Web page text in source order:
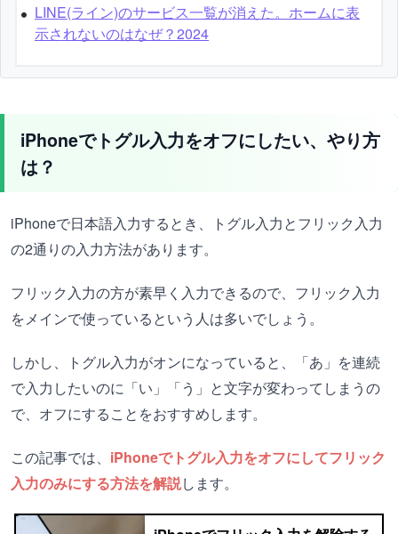
LINE(ライン)のサービス一覧が消えた。ホームに表
示されないのはなぜ？2024
iPhoneでトグル入力をオフにしたい、やり方
は？
iPhoneで日本語入力するとき、トグル入力とフリック入力
の2通りの入力方法があります。
フリック入力の方が素早く入力できるので、フリック入力
をメインで使っているという人は多いでしょう。
しかし、トグル入力がオンになっていると、「あ」を連続
で入力したいのに「い」「う」と文字が変わってしまうの
で、オフにすることをおすすめします。
この記事では、 iPhoneでトグル入力をオフにしてフリック
入力のみにする方法を解説します。